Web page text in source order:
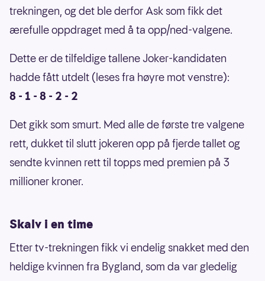
trekningen, og det ble derfor Ask som fikk det
ærefulle oppdraget med å ta opp/ned-valgene.
Dette er de tilfeldige tallene Joker-kandidaten
hadde fått utdelt (leses fra høyre mot venstre):
8 - 1 - 8 - 2 - 2
Det gikk som smurt. Med alle de første tre valgene
rett, dukket til slutt jokeren opp på fjerde tallet og
sendte kvinnen rett til topps med premien på 3
millioner kroner.
Skalv i en time
Etter tv-trekningen fikk vi endelig snakket med den
heldige kvinnen fra Bygland, som da var gledelig